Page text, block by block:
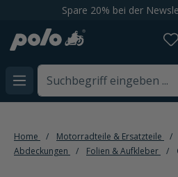
springenSpare 20% bei der
Home Motorradteile & Ersatzteile
Abdeckungen
Folien & Aufkleber